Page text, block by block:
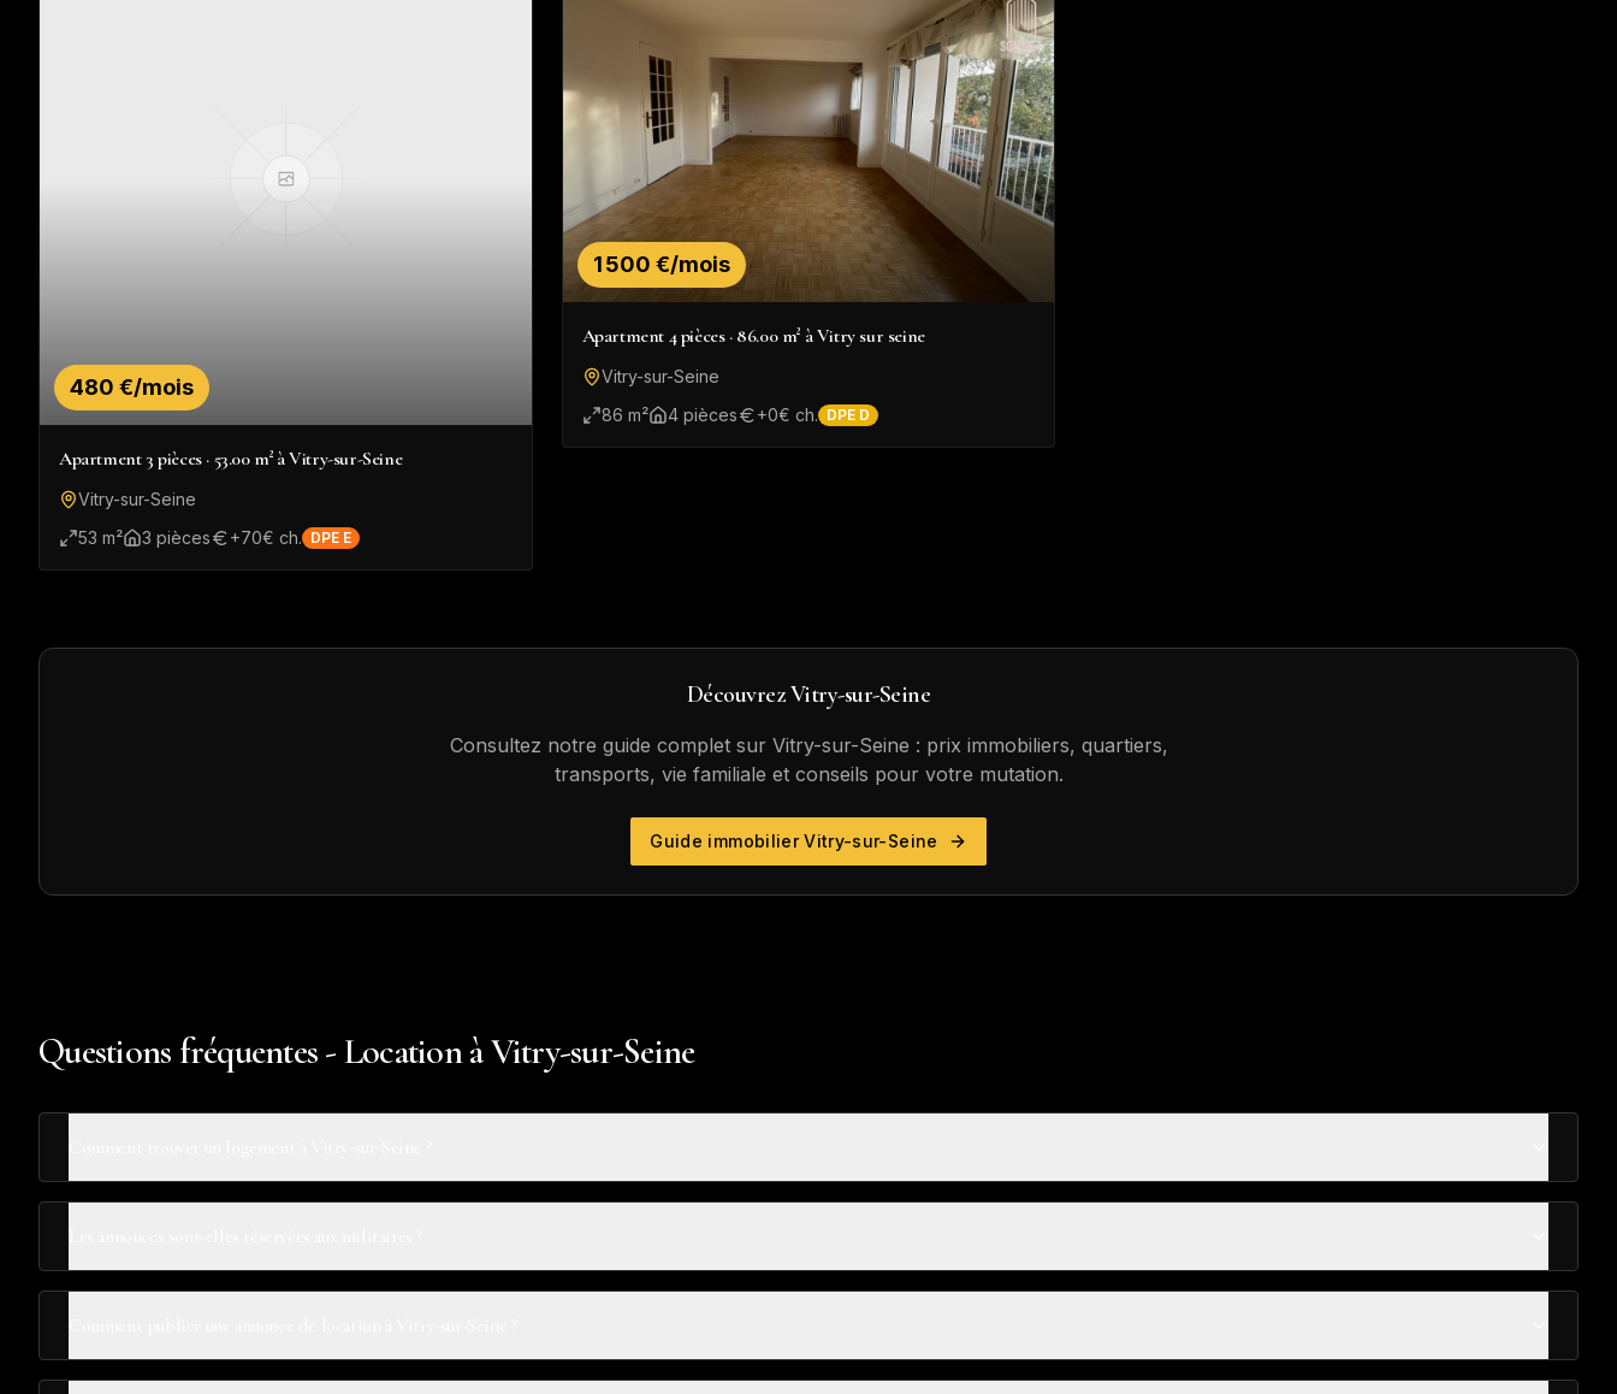
480 €/mois
Apartment 3 pièces · 53.00 m² à Vitry-sur-Seine
Vitry-sur-Seine
53 m² 3 pièces +70€ ch. DPE E
1 500 €/mois
Apartment 4 pièces · 86.00 m² à Vitry sur seine
Vitry-sur-Seine
86 m² 4pièces +0€ ch. DPE D
DécouvrezVitry-sur-Seine
Consultez notre guide complet sur Vitry-sur-Seine : prix immobiliers, quartiers,
transports, vie familiale et conseils pour votre mutation.
Guide immobilierVitry-sur-Seine
Questions fréquentes - Location à Vitry-sur-Seine